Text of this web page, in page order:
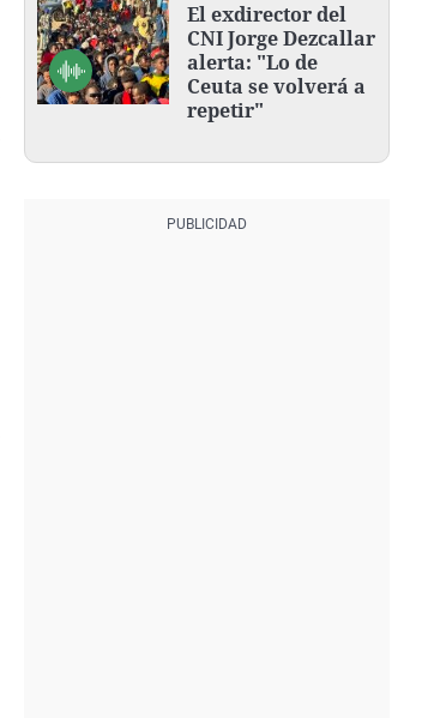
El exdirector del
CNI Jorge Dezcallar
alerta: "Lo de
Ceuta se volverá a
repetir"